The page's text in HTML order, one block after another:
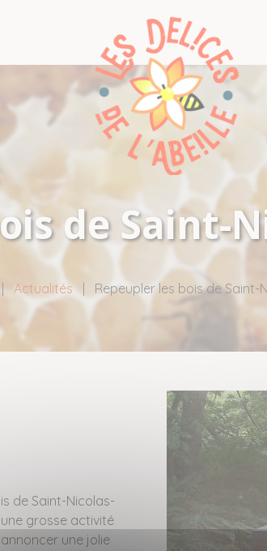
de Saint-
| Actualités Repeupler les bois de Saint-
de Saint-Nicolas-
grosse activité
une jolie